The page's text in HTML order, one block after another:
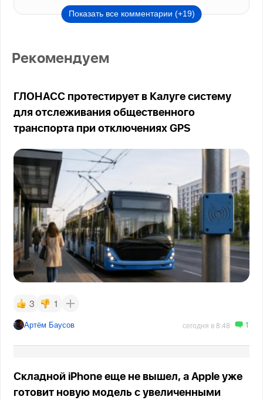
Показать все комментарии (+19)
Рекомендуем
ГЛОНАСС протестирует в Калуге систему
для отслеживания общественного
транспорта при отключениях GPS
3 1
Артём Баусов сегодня в 8:48 1
Складной iPhone еще не вышел, а Apple уже
готовит новую модель с увеличенными